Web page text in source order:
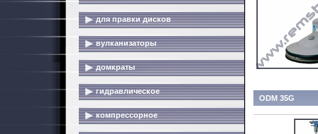
для правки дисков
вулканизаторы
домкраты
гидравлическое
компрессорное
ODM 35G